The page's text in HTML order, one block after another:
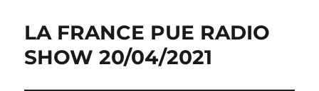
LA FRANCE PUE RADIO
SHOW 20/04/2021